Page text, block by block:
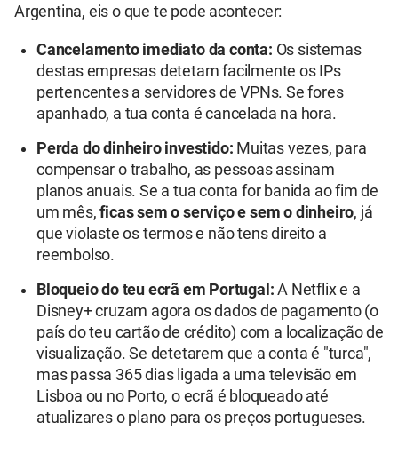
Argentina, eis o que te pode acontecer:
Cancelamento imediato da conta: Os sistemas
destas empresas detetam facilmente os IPs
pertencentes a servidores de VPNs. Se fores
apanhado, a tua conta é cancelada na hora.
Perda do dinheiro investido: Muitas vezes, para
compensar o trabalho, as pessoas assinam
planos anuais. Se a tua conta for banida ao fim de
um mês,ficas sem o serviço e sem o dinheiro, já
que violaste os termos e não tens direito a
reembolso.
Bloqueio do teu ecrã em Portugal: A Netflix e a
Disney+ cruzam agora os dados de pagamento (o
país do teu cartão de crédito) com a localização de
visualização. Se detetarem que a conta é "turca",
mas passa 365 dias ligada a uma televisão em
Lisboa ou no Porto, o ecrã é bloqueado até
atualizares o plano para os preços portugueses.